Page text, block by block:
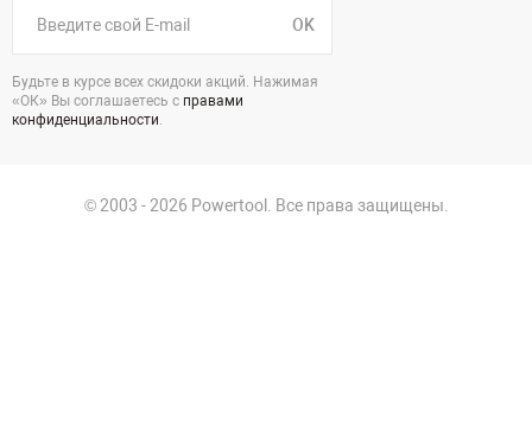
OK
Будьте в курсе всех скидоки акций. Нажимая
«ОК» Вы соглашаетесь с правами
конфиденциальности.
© 2003 - 2026 Powertool. Все права защищены.